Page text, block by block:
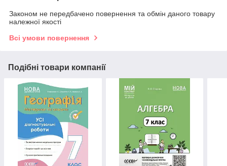
Законом не передбачено повернення та обмін даного товару
належної якості
Всі умови повернення
Подібні товари компанії